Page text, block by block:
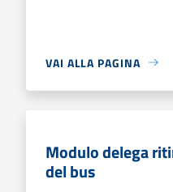
VAI ALLA PAGINA
Modulo delega
del bus